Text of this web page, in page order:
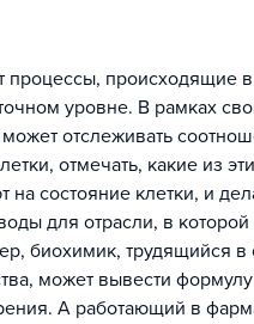
процессы, происходящие в
уровне. В рамках
отслеживать
отмечать, какие из
на состояние клетки, и
для отрасли, в которой
биохимик, трудящийся
может вывести формулу
А работающий в